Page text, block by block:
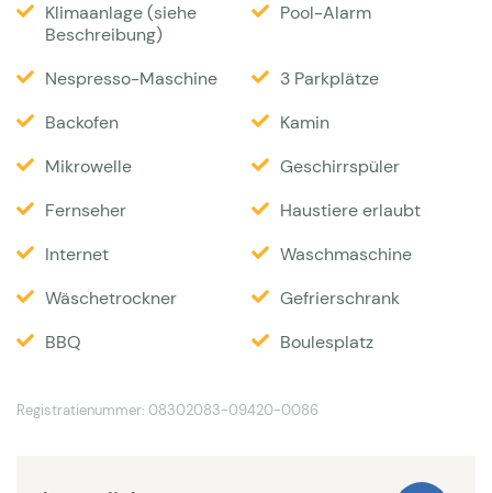
seinem ursprünglichen natürlichen Zustand
Pfadeangelegt um durch die provenzialische Natur
zu schlendern.Zwanzig Meter von der Villa finden Sie
den Infinity-Pool von 9 x 4,5 Meter mit einer
aus haben Sie die eine atemberaubende Aussicht
auf das Tal. Es steht auch ein Boule-Platz zur
Verfügung.
Interieur
Klimaanlage (siehe
Beschreibung)
Pool-Alarm
Nespresso-Maschine
3 Parkplätze
Backofen
Kamin
Mikrowelle
Geschirrspüler
Fernseher
Haustiere erlaubt
Internet
Waschmaschine
Wäschetrockner
Gefrierschrank
BBQ
Boulesplatz
Registratienummer: 08302083-09420-0086